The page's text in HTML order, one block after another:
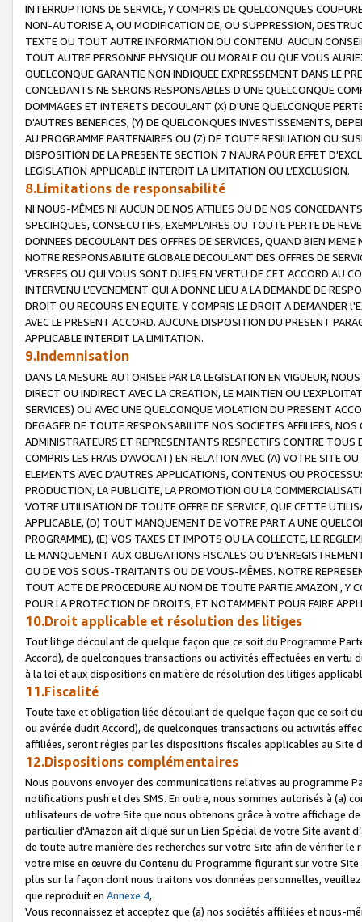
INTERRUPTIONS DE SERVICE, Y COMPRIS DE QUELCONQUES
NON-AUTORISE A, OU MODIFICATION DE, OU SUPPRESSION,
TEXTE OU TOUT AUTRE INFORMATION OU CONTENU. AUCUN
TOUT AUTRE PERSONNE PHYSIQUE OU MORALE OU QUE VOUS
QUELCONQUE GARANTIE NON INDIQUEE EXPRESSEMENT DANS LE
CONCEDANTS NE SERONS RESPONSABLES D’UNE QUELCONQUE
DOMMAGES ET INTERETS DECOULANT (X) D'UNE QUELCONQUE
D'AUTRES BENEFICES, (Y) DE QUELCONQUES INVESTISSEMENTS,
AU PROGRAMME PARTENAIRES OU (Z) DE TOUTE RESILIATION OU
DISPOSITION DE LA PRESENTE SECTION 7 N'AURA POUR EFFET
LEGISLATION APPLICABLE INTERDIT LA LIMITATION OU L’EXCLUSION.
8.Limitations de responsabilité
NI NOUS-MÊMES NI AUCUN DE NOS AFFILIES OU DE NOS
SPECIFIQUES, CONSECUTIFS, EXEMPLAIRES OU TOUTE PERTE DE
DONNEES DECOULANT DES OFFRES DE SERVICES, QUAND BIEN
NOTRE RESPONSABILITE GLOBALE DECOULANT DES OFFRES DE
VERSEES OU QUI VOUS SONT DUES EN VERTU DE CET ACCORD AU
INTERVENU L’EVENEMENT QUI A DONNE LIEU A LA DEMANDE DE
DROIT OU RECOURS EN EQUITE, Y COMPRIS LE DROIT A DEMANDER
AVEC LE PRESENT ACCORD. AUCUNE DISPOSITION DU PRESENT
APPLICABLE INTERDIT LA LIMITATION.
9.Indemnisation
DANS LA MESURE AUTORISEE PAR LA LEGISLATION EN VIGUEUR,
DIRECT OU INDIRECT AVEC LA CREATION, LE MAINTIEN OU
SERVICES) OU AVEC UNE QUELCONQUE VIOLATION DU PRESENT
DEGAGER DE TOUTE RESPONSABILITE NOS SOCIETES AFFILIEES,
ADMINISTRATEURS ET REPRESENTANTS RESPECTIFS CONTRE
COMPRIS LES FRAIS D’AVOCAT) EN RELATION AVEC (A) VOTRE SITE
ELEMENTS AVEC D’AUTRES APPLICATIONS, CONTENUS OU
PRODUCTION, LA PUBLICITE, LA PROMOTION OU LA
VOTRE UTILISATION DE TOUTE OFFRE DE SERVICE, QUE CETTE
APPLICABLE, (D) TOUT MANQUEMENT DE VOTRE PART A UNE
PROGRAMME), (E) VOS TAXES ET IMPOTS OU LA COLLECTE, LE
LE MANQUEMENT AUX OBLIGATIONS FISCALES OU
OU DE VOS SOUS-TRAITANTS OU DE VOUS-MÊMES. NOTRE
TOUT ACTE DE PROCEDURE AU NOM DE TOUTE PARTIE AMAZON , Y
POUR LA PROTECTION DE DROITS, ET NOTAMMENT POUR FAIRE
10.Droit applicable et résolution des litiges
Tout litige découlant de quelque façon que ce soit du Programme
Accord), de quelconques transactions ou activités effectuées en vertu
à la loi et aux dispositions en matière de résolution des litiges
11.Fiscalité
Toute taxe et obligation liée découlant de quelque façon que ce soit
ou avérée dudit Accord), de quelconques transactions ou activités
affiliées, seront régies par les dispositions fiscales applicables au Site
12.Dispositions complémentaires
Nous pouvons envoyer des communications relatives au programme
notifications push et des SMS. En outre, nous sommes autorisés à
utilisateurs de votre Site que nous obtenons grâce à votre affichage
particulier d'Amazon ait cliqué sur un Lien Spécial de votre Site avant
de toute autre manière des recherches sur votre Site afin de vérifier
votre mise en œuvre du Contenu du Programme figurant sur votre
plus sur la façon dont nous traitons vos données personnelles,
que reproduit en Annexe 4,
Vous reconnaissez et acceptez que (a) nos sociétés affiliées et nous-